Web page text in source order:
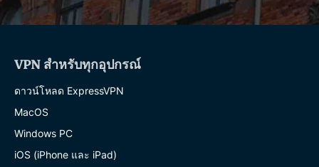
VPN สำหรับทุกอุปกรณ์
ดาวน์โหลด ExpressVPN
MacOS
Windows PC
iOS (iPhone และ iPad)